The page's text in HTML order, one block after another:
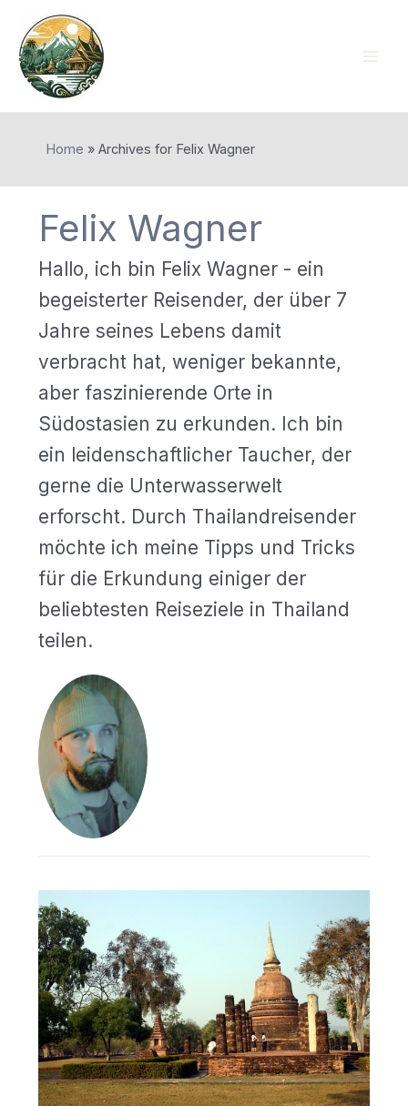
content
Home » Archives for Felix Wagner
Felix Wagner
Hallo, ich bin Felix Wagner - ein
begeisterter Reisender, der über 7
Jahre seines Lebens damit
verbracht hat, weniger bekannte,
aber faszinierende Orte in
Südostasien zu erkunden. Ich bin
ein leidenschaftlicher Taucher, der
gerne die Unterwasserwelt
erforscht. Durch Thailandreisender
möchte ich meine Tipps und Tricks
für die Erkundung einiger der
beliebtesten Reiseziele in Thailand
teilen.